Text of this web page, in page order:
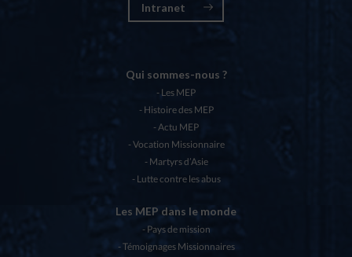
Intranet
Qui sommes-nous ?
Les MEP
Histoire des MEP
Actu MEP
Vocation Missionnaire
Martyrs d’Asie
Lutte contre les abus
Les MEP dans le monde
Pays de mission
Témoignages Missionnaires